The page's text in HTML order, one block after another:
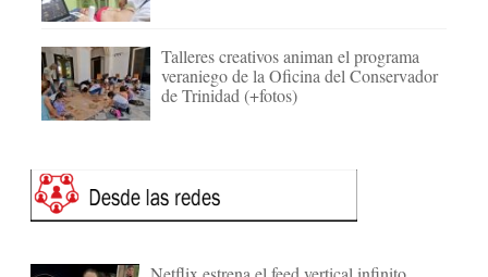
Talleres creativos animan el programa
veraniego de la Oficina del Conservador
de Trinidad (+fotos)